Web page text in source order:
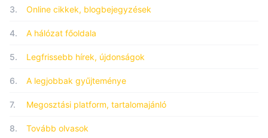
3. Online cikkek, blogbejegyzések
4. A hálózat főoldala
5. Legfrissebb hírek, újdonságok
6. A legjobbak gyűjteménye
7. Megosztási platform, tartalomajánló
8. Tovább olvasok